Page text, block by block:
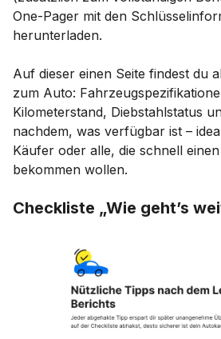
One-Pager mit den
herunterladen.
Auf dieser einen Seite findest du
zum Auto:
Kilometerstand, Diebstahlstatus
nachdem, was verfügbar ist –
Käufer oder alle, die schnell
bekommen wollen.
Checkliste „Wie geht’s